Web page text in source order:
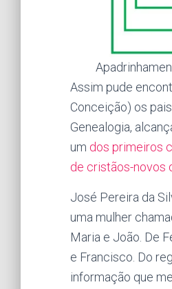
Assim pude
Conceição) os
Genealogia,
um dos primeiros
de cristãos-novos
José Pereira da
uma mulher
Maria e João. De
e Francisco. Do
informação que